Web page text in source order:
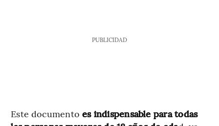
PUBLICIDAD
Este documento es indispensable para todas